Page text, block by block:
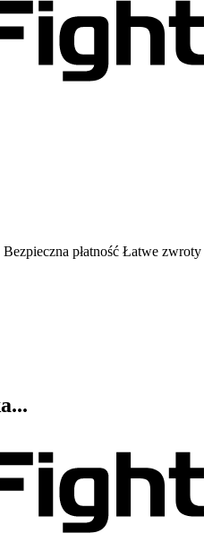
Bezpieczna płatność Łatwe zwroty